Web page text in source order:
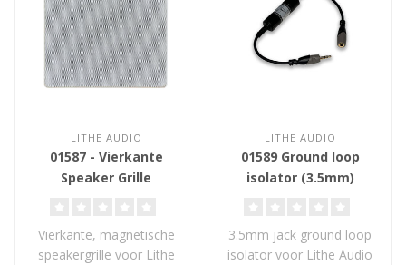
LITHE AUDIO
01587 - Vierkante
Speaker Grille
Vierkante, magnetische
speakergrille voor Lithe
LITHE AUDIO
01589 Ground loop
isolator (3.5mm)
3.5mm jack ground loop
isolator voor Lithe Audio